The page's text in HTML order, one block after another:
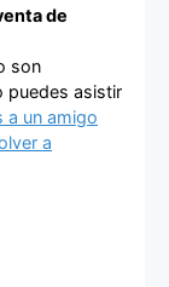
de
son
puedes asistir
a un amigo
a